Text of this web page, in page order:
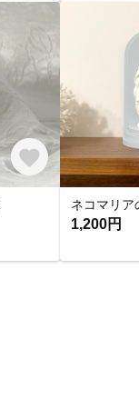
ネコマリア
1,200円